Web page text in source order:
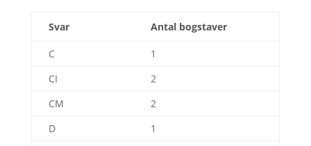
Svar Antal bogstaver
C
1
CI
2
CM
2
D
1